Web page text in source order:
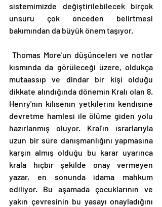
sistemimizde değiştirilebilecek birçok
unsuru çok önceden belirtmesi
bakımından da büyük önem taşıyor.
kısmında da görüleceği üzere, oldukça
mutaassıp ve dindar bir kişi olduğu
dikkate alındığında dönemin Kralı olan 8.
Henry'nin kilisenin yetkilerini kendisine
devretme hamlesi ile ölüme giden yolu
hazırlanmış oluyor. Kral'ın ısrarlarıyla
uzun bir süre danışmanlığını yapmasına
karşın almış olduğu bu karar uyarınca
krala hiçbir şekilde onay vermeyen
yazar, en sonunda idama mahkum
ediliyor. Bu aşamada çocuklarının ve
yakın çevresinin bu yasayı onayladığını